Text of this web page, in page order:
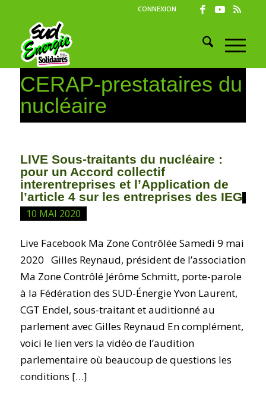
CONNEXION
CERAP-prestataires du
nucléaire
LIVE Sous-traitants du nucléaire :
pour un Accord collectif
interentreprises et l’Application de
l’article 4 sur les entreprises des IEG
10 MAI 2020
Live Facebook Ma Zone Contrôlée Samedi 9 mai
2020 Gilles Reynaud, président de l’association
Ma Zone Contrôlé Jérôme Schmitt, porte-parole
à la Fédération des SUD-Énergie Yvon Laurent,
CGT Endel, sous-traitant et auditionné au
parlement avec Gilles Reynaud En complément,
voici le lien vers la vidéo de l’audition
parlementaire où beaucoup de questions les
conditions […]